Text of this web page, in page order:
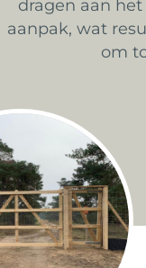
dragen aan
aanpak, wat
om